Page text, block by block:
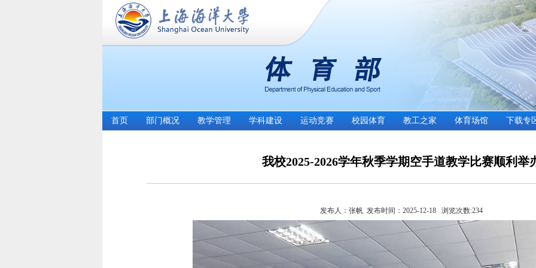
首页 部门概况 教学管理 学科建设 运动竞赛 校园体育 教工之家 体育场馆 下载专
我校2025-2026学年秋季学期空手道教学比赛顺利举
发布人：张帆 发布时间：2025-12-18 浏览次数:234